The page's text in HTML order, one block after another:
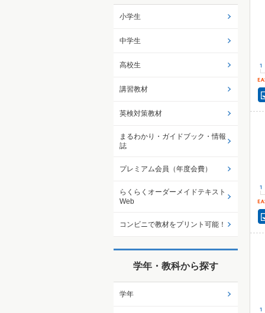
小学生
中学生
高校生
講習教材
英検対策教材
まるわかり・ガイドブック・情報
誌
プレミアム会員（年度会費）
らくらくオーダーメイドテキスト
Web
コンビニで教材をプリント可能！
学年・教科から探す
学年